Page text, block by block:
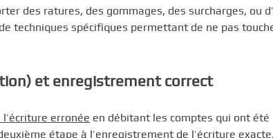
des ratures, des gommages, des surcharges, ou
techniques spécifiques permettant de ne pas
et enregistrement correct
l’écriture erronée en débitant les comptes qui ont été
étape à l’enregistrement de l’écriture